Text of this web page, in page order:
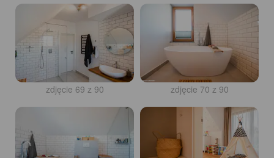
zdjęcie 69 z 90 zdjęcie 70 z 90